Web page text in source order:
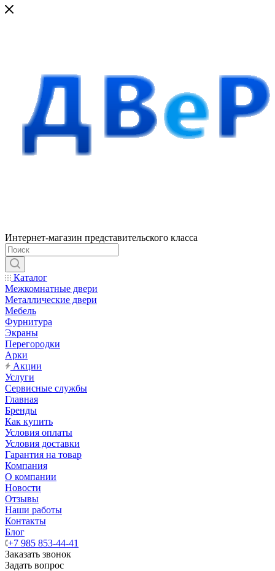
Интернет-магазин представительского класса
Каталог
Межкомнатные двери
Металлические двери
Мебель
Фурнитура
Экраны
Перегородки
Арки
Акции
Услуги
Сервисные службы
Главная
Бренды
Как купить
Условия оплаты
Условия доставки
Гарантия на товар
Компания
О компании
Новости
Отзывы
Наши работы
Контакты
Блог
+7 985 853-44-41
Заказать звонок
Задать вопрос